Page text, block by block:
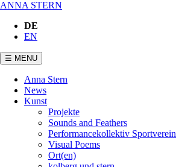
ANNA STERN
DE
EN
☰ MENU
überspringen
Anna Stern
News
Kunst
Projekte
Sounds and Feathers
Performancekollektiv Sportverein
Visual Poems
Ort(en)